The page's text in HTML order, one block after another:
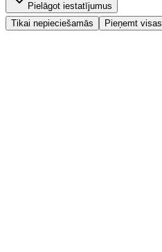
Pielāgot iestatījumus
Tikai nepieciešamās
Pieņemt visas